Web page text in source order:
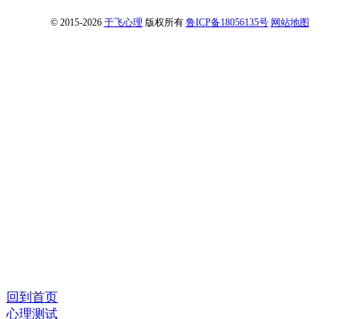
© 2015-2026 于飞心理 版权所有 鲁ICP备18056135号 网站地图
回到首页
心理测试